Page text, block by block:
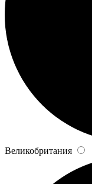
Великобритания